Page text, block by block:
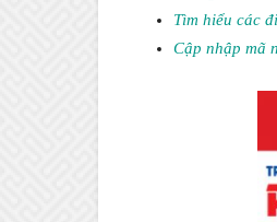
Tìm hiểu các
Cập nhập mã